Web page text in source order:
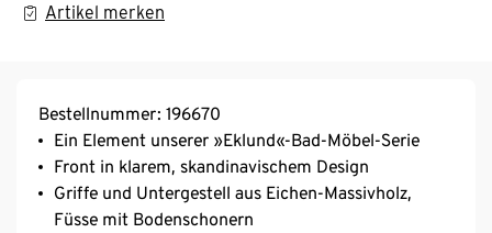
Artikel merken
Bestellnummer: 196670
Ein Element unserer »Eklund«-Bad-Möbel-Serie
Front in klarem, skandinavischem Design
Griffe und Untergestell aus Eichen-Massivholz,
Füsse mit Bodenschonern